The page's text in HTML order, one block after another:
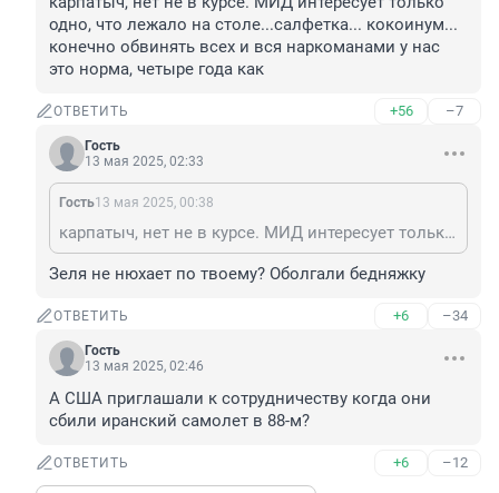
одно, что лежало на столе...салфетка... кокоинyм...
конечно обвинять всех и вся наркоманами у нас
это норма, четыре года как
ОТВЕТИТЬ +56 –7
Гость
13 мая 2025, 02:33
Гость13 мая 2025, 00:38
карпатыч, нет не в курсе. МИД интересует только одно, что лежало на столе...салфетка... кокоинyм... конечно обвинять всех и вся наркоманами у нас это норма, четыре года как
Зеля не нюхает по твоему? Оболгали бедняжку
ОТВЕТИТЬ +6 –34
Гость
13 мая 2025, 02:46
А США приглашали к сотрудничеству когда они
сбили иранский самолет в 88-м?
ОТВЕТИТЬ +6 –12